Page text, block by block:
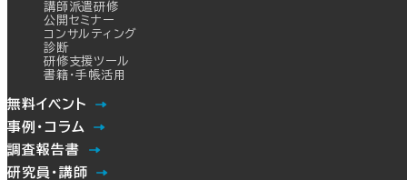
講師派遣研修
公開セミナー
コンサルティング
診断
研修支援ツール
書籍・手帳活用
無料イベント
事例・コラム
調査報告書
研究員・講師